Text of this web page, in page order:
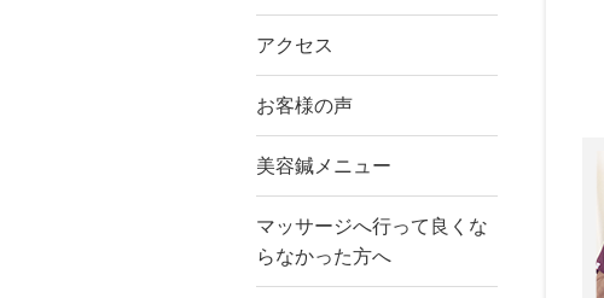
アクセス
お客様の声
美容鍼メニュー
マッサージへ行って良くな
らなかった方へ